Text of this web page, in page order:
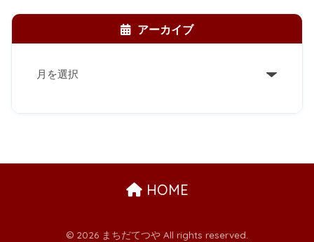
アーカイブ
ア
HOME
© 2026 まちだてつや All rights reserved.